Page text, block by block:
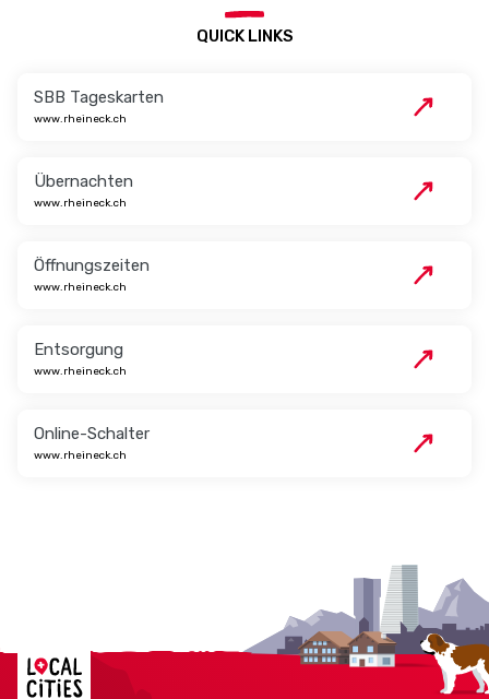
QUICK LINKS
SBB Tageskarten
www.rheineck.ch
Übernachten
www.rheineck.ch
Öffnungszeiten
www.rheineck.ch
Entsorgung
www.rheineck.ch
Online-Schalter
www.rheineck.ch
Localcities